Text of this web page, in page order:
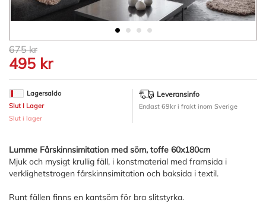
Hoppa
till
början
av
bildgalleriet
675 kr
495 kr
Lagersaldo
Slut I Lager
Slut i lager
Leveransinfo
Endast 69kr i frakt inom Sverige
Lumme Fårskinnsimitation med söm, toffe 60x180cm
Mjuk och mysigt krullig fäll, i konstmaterial med framsida i
verklighetstrogen fårskinnsimitation och baksida i textil.
Runt fällen finns en kantsöm för bra slitstyrka.